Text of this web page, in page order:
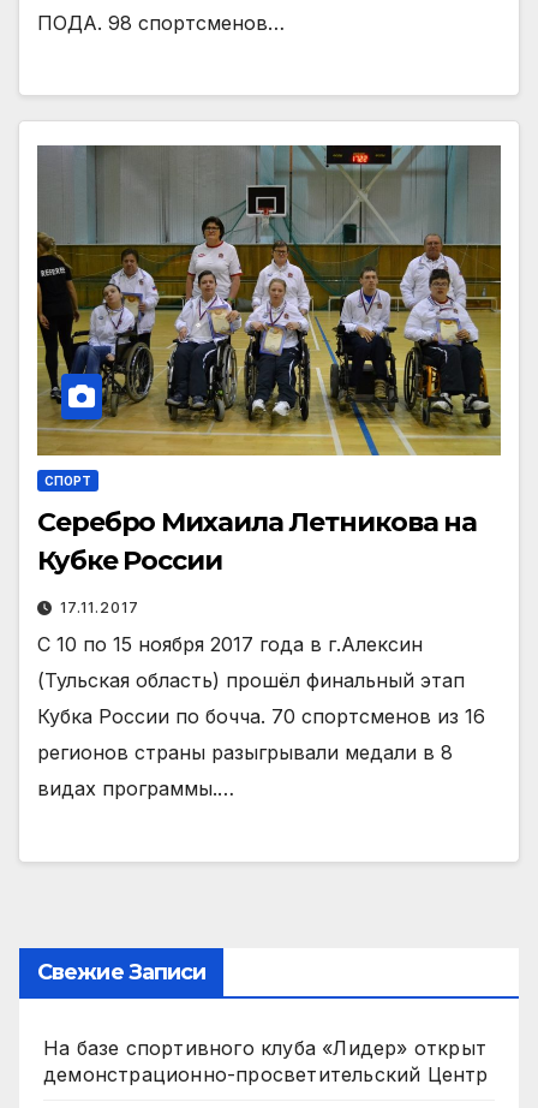
ПОДА. 98 спортсменов…
СПОРТ
Серебро Михаила Летникова на
Кубке России
17.11.2017
С 10 по 15 ноября 2017 года в г.Алексин
(Тульская область) прошёл финальный этап
Кубка России по бочча. 70 спортсменов из 16
регионов страны разыгрывали медали в 8
видах программы.…
Свежие Записи
На базе спортивного клуба «Лидер» открыт
демонстрационно-просветительский Центр